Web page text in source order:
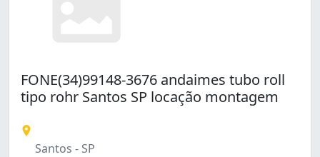
FONE(34)99148-3676 andaimes tubo roll
tipo rohr Santos SP locação montagem
Santos - SP